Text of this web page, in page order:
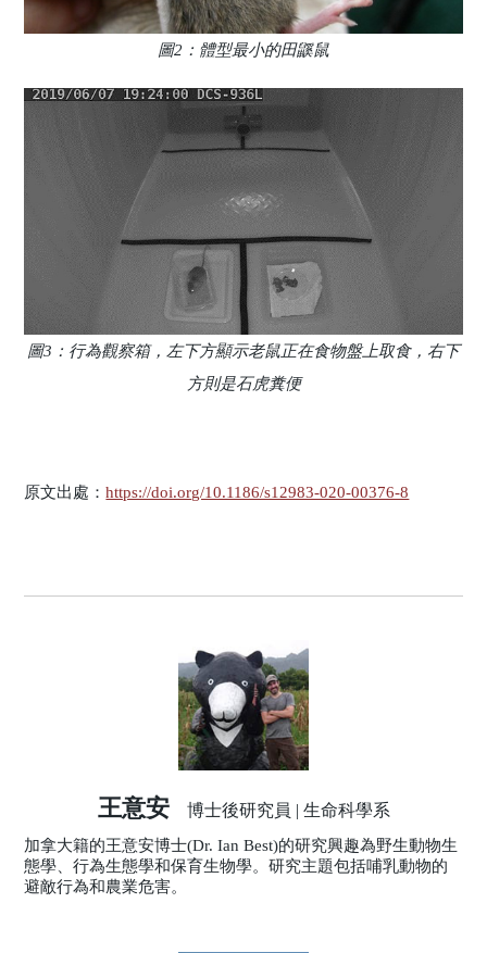
圖2：體型最小的田鼷鼠
圖3：行為觀察箱，左下方顯示老鼠正在食物盤上取食，右下
方則是石虎糞便
原文出處：https://doi.org/10.1186/s12983-020-00376-8
王意安 博士後研究員 | 生命科學系
加拿大籍的王意安博士(Dr. Ian Best)的研究興趣為野生動物生
態學、行為生態學和保育生物學。研究主題包括哺乳動物的
避敵行為和農業危害。